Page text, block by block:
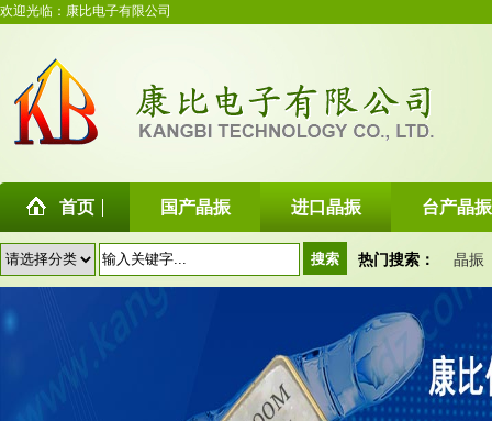
欢迎光临：康比电子有限公司
首页 国产晶振 进口晶振 台产晶振
热门搜索： 晶振